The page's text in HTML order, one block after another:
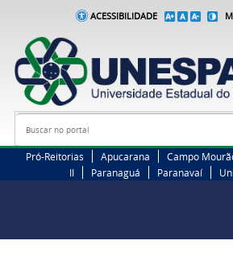
ACESSIBILIDADE
Busca
Pró-Reitorias Apucarana Campo
II
Paranaguá Paranavaí